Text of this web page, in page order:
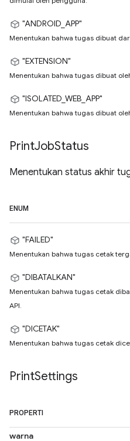
"ANDROID_APP"
Menentukan bahwa tugas dibuat
"EXTENSION"
Menentukan bahwa tugas dibuat
"ISOLATED_WEB_APP"
Menentukan bahwa tugas dibuat
PrintJobStatus
Menentukan status akhir
ENUM
"FAILED"
Menentukan bahwa tugas cetak
"DIBATALKAN"
Menentukan bahwa tugas cetak
API.
"DICETAK"
Menentukan bahwa tugas cetak
PrintSettings
PROPERTI
warna